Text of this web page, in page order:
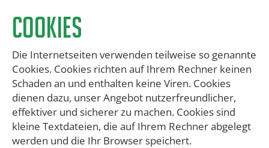
Cookies
Die Internetseiten verwenden teilweise so genannte
Cookies. Cookies richten auf Ihrem Rechner keinen
Schaden an und enthalten keine Viren. Cookies
dienen dazu, unser Angebot nutzerfreundlicher,
effektiver und sicherer zu machen. Cookies sind
kleine Textdateien, die auf Ihrem Rechner abgelegt
werden und die Ihr Browser speichert.